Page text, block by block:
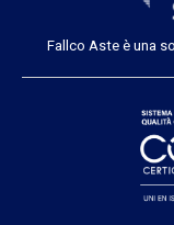
Fallco Aste è una